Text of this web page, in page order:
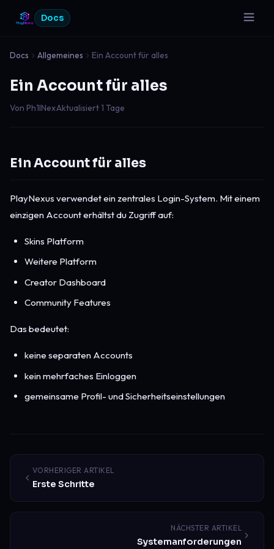
Docs
Docs Allgemeines Ein Account für alles
Ein Account für alles
Von Ph1lNex·Aktualisiert 1 Tage
Ein Account für alles
PlayNexus verwendet ein zentrales Login-System. Mit einem
einzigen Account erhältst du Zugriff auf:
Skins Platform
Weitere Platform
Creator Dashboard
Community Features
Das bedeutet:
keine separaten Accounts
kein mehrfaches Einloggen
gemeinsame Profil- und Sicherheitseinstellungen
VORHERIGER ARTIKEL
Erste Schritte
NÄCHSTER ARTIKEL
Systemanforderungen